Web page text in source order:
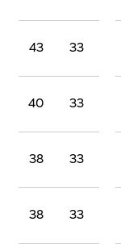
33
43
33
40
33
38
33
38